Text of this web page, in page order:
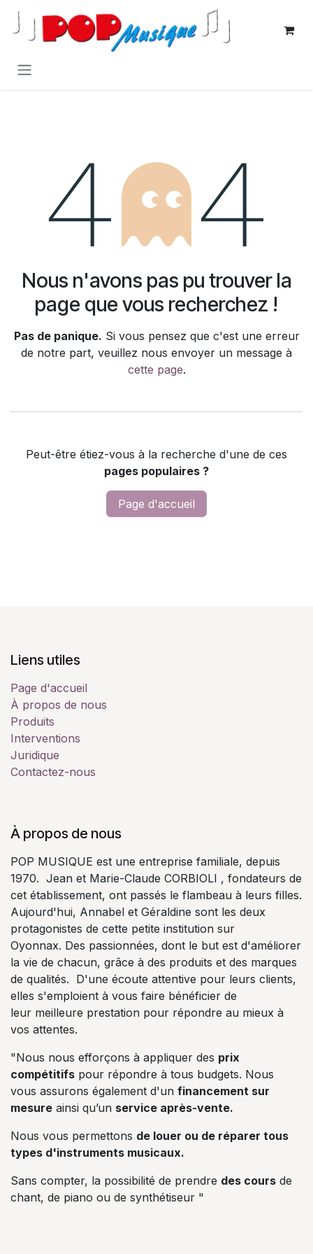
Se rendre au contenu
Erreur 404
Nous n'avons pas pu trouver la
page que vous recherchez !
Pas de panique. Si vous pensez que c'est une erreur
de notre part, veuillez nous envoyer un message à
cette page.
Peut-être étiez-vous à la recherche d'une de ces
pages populaires ?
Page d'accueil
Liens utiles
Page d'accueil
À propos de nous
Produits
Interventions
Juridique
Contactez-nous
À propos de nous
POP MUSIQUE est une entreprise familiale, depuis
1970. Jean et Marie-Claude CORBIOLI , fondateurs de
cet établissement, ont passés le flambeau à leurs filles.
Aujourd'hui, Annabel et Géraldine sont les deux
protagonistes de cette petite institution sur
Oyonnax. Des passionnées, dont le but est d'améliorer
la vie de chacun, grâce à des produits et des marques
de qualités. D'une écoute attentive pour leurs clients,
elles s'emploient à vous faire bénéficier de
leur meilleure prestation pour répondre au mieux à
vos attentes.
"Nous nous efforçons à appliquer des prix
compétitifs pour répondre à tous budgets. Nous
vous assurons également d'un financement sur
mesure ainsi qu’un service après-vente.
Nous vous permettons de louer ou de réparer tous
types d'instruments musicaux.
Sans compter, la possibilité de prendre des cours de
chant, de piano ou de synthétiseur "